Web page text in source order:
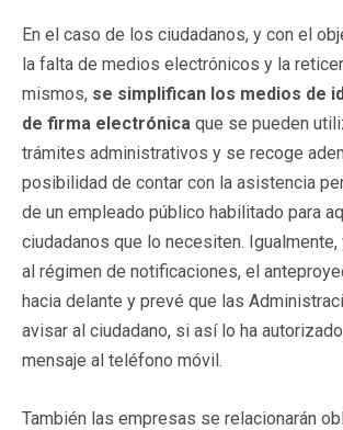
En el caso de los ciudadanos, y con el
la falta de medios electrónicos y la
mismos, se simplifican los medios de
de firma electrónica que se pueden
trámites administrativos y se recoge
posibilidad de contar con la asistencia
de un empleado público habilitado para
ciudadanos que lo necesiten.
al régimen de notificaciones, el
hacia delante y prevé que las
avisar al ciudadano, si así lo ha
mensaje al teléfono móvil.
También las empresas se relacionarán